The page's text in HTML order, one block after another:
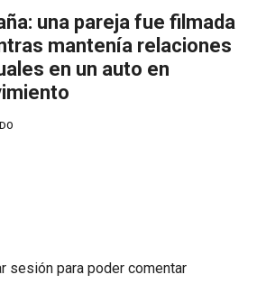
una pareja fue filmada
mantenía relaciones
en un auto en
sesión para poder comentar